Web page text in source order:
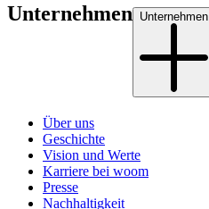
Unternehmen Unternehmen
Über uns
Geschichte
Vision und Werte
Karriere bei woom
Presse
Nachhaltigkeit